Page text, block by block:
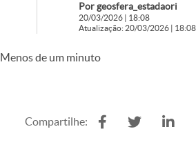
Por geosfera_estadaori
20/03/2026 | 18:08
Atualização: 20/03/2026 | 18:08
Menos de um minuto
Compartilhe: